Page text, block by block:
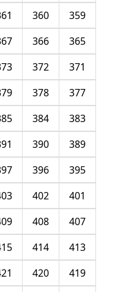
359
360
365
366
371
372
377
378
383
384
389
390
395
396
401
402
407
408
413
414
419
420